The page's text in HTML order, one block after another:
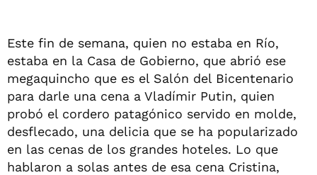
Este fin de semana, quien no estaba en Río,
estaba en la Casa de Gobierno, que abrió ese
megaquincho que es el Salón del Bicentenario
para darle una cena a Vladímir Putin, quien
probó el cordero patagónico servido en molde,
desflecado, una delicia que se ha popularizado
en las cenas de los grandes hoteles. Lo que
hablaron a solas antes de esa cena Cristina,